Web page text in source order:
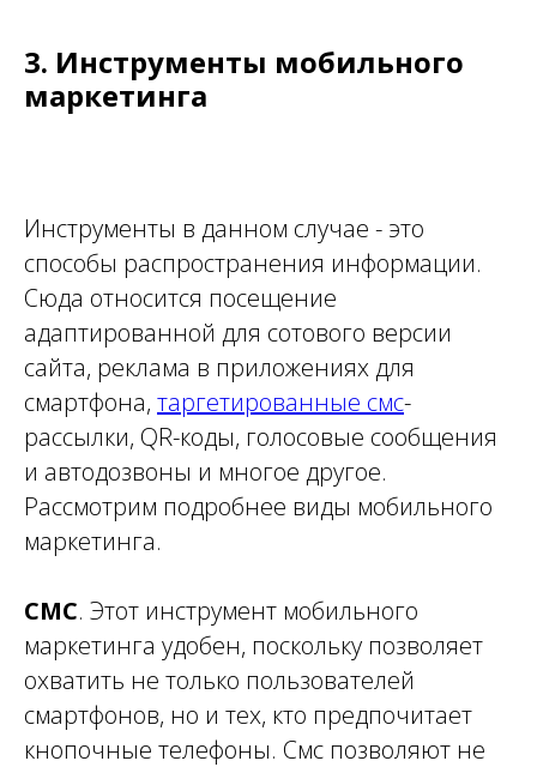
3. Инструменты мобильного
маркетинга
Инструменты в данном случае - это
способы распространения информации.
Сюда относится посещение
адаптированной для сотового версии
сайта, реклама в приложениях для
смартфона, таргетированные смс-
рассылки, QR-коды, голосовые сообщения
и автодозвоны и многое другое.
Рассмотрим подробнее виды мобильного
маркетинга.
СМС. Этот инструмент мобильного
маркетинга удобен, поскольку позволяет
охватить не только пользователей
смартфонов, но и тех, кто предпочитает
кнопочные телефоны. Смс позволяют не